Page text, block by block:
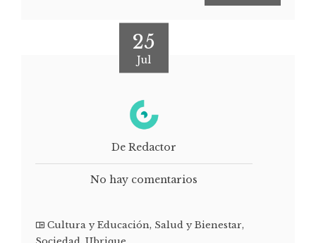
25
Jul
De Redactor
No hay comentarios
Cultura y Educación, Salud y Bienestar,